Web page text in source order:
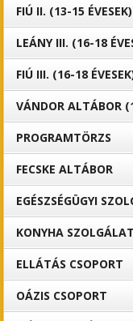
FIÚ II. (13-15 ÉVESEK)
LEÁNY III. (16-18
FIÚ III. (16-18
VÁNDOR ALTÁBOR
PROGRAMTÖRZS
FECSKE ALTÁBOR
EGÉSZSÉGÜGYI
KONYHA SZOLGÁLAT
ELLÁTÁS CSOPORT
OÁZIS CSOPORT